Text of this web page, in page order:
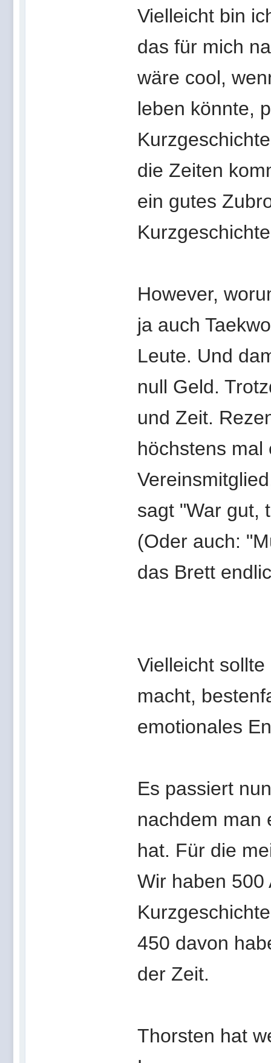
Vielleicht bin
das für mich
wäre cool,
leben könnte,
die Zeiten
ein gutes
However,
ja auch
Leute. Und
null Geld.
und Zeit.
höchstens
sagt "War gut,
(Oder auch:
das Brett
Vielleicht
macht,
emotionales
Es passiert
nachdem man
hat. Für die
Wir haben 500
450 davon
der Zeit.
Thorsten hat